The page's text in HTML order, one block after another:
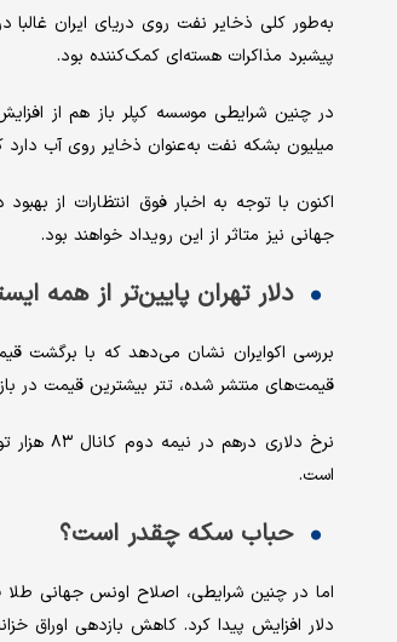
پیشبرد مذاکرات هسته‌ای کمک‌کننده بود.
میلیون بشکه نفت به‌عنوان ذخایر روی آب دارد که در ۲ هفته آینده به بازار جهانی
اکنون با توجه به اخبار فوق انتظارات از
جهانی نیز متاثر از این رویداد خواهند بود.
دلار تهران پایین‌تر از همه
بررسی اکوایران نشان می‌دهد که با برگشت
قیمت‌های منتشر شده، تتر بیشترین قیمت در بازار ارز را دارد
است.
حباب سکه چقدر است؟
دلار افزایش پیدا کرد. کاهش بازدهی اوراق